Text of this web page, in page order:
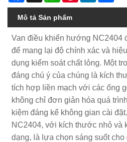
Mô tả Sản phẩm
Van điều khiển hướng NC2404
để mang lại độ chính xác và
dụng kiểm soát chất lỏng. Một
đáng chú ý của chúng là kích
tích hợp liền mạch với các ống
không chỉ đơn giản hóa quá
kiệm đáng kể không gian cài
NC2404, với kích thước nhỏ và
dạng, là lựa chọn sáng suốt